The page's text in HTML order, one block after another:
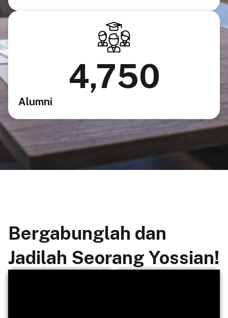
4,750
Alumni
Bergabunglah dan
Jadilah Seorang Yossian!